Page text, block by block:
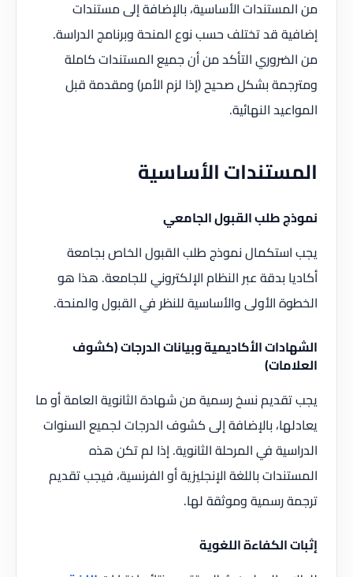
من المستندات الأساسية، بالإضافة إلى مستندات
إضافية قد تختلف حسب نوع المنحة وبرنامج الدراسة.
من الضروري التأكد من أن جميع المستندات كاملة
ومترجمة بشكل صحيح (إذا لزم الأمر) ومقدمة قبل
المواعيد النهائية.
المستندات الأساسية
نموذج طلب القبول الجامعي
يجب استكمال نموذج طلب القبول الخاص بجامعة
أكاديا بدقة عبر النظام الإلكتروني للجامعة. هذا هو
الخطوة الأولى والأساسية للنظر في القبول والمنحة.
الشهادات الأكاديمية وبيانات الدرجات (كشوف
العلامات)
يجب تقديم نسخ رسمية من شهادة الثانوية العامة أو ما
يعادلها، بالإضافة إلى كشوف الدرجات لجميع السنوات
الدراسية في المرحلة الثانوية. إذا لم تكن هذه
المستندات باللغة الإنجليزية أو الفرنسية، فيجب تقديم
ترجمة رسمية وموثقة لها.
إثبات الكفاءة اللغوية